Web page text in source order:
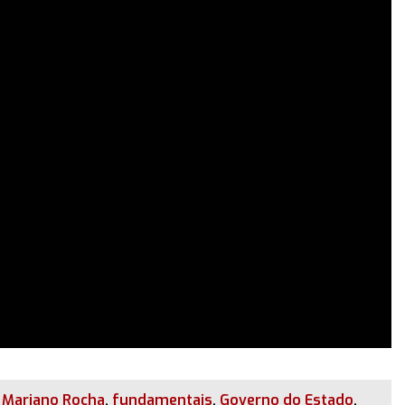
Rocha, fundamentais, Governo do Estado,